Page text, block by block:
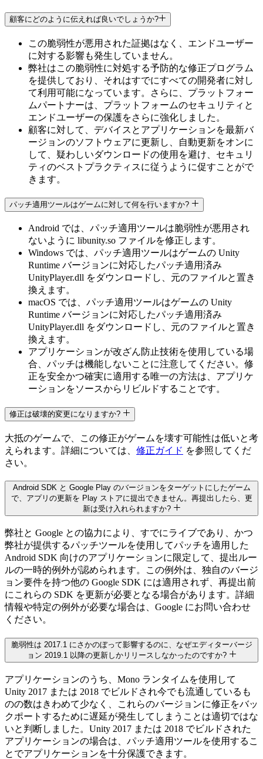
顧客にどのように伝えれば良いでしょうか?
この脆弱性が悪用された証拠はなく、エンドユーザー
に対する影響も発生していません。
弊社はこの脆弱性に対処する予防的な修正プログラム
を提供しており、それはすでにすべての開発者に対し
て利用可能になっています。さらに、プラットフォー
ムパートナーは、プラットフォームのセキュリティと
エンドユーザーの保護をさらに強化しました。
顧客に対して、デバイスとアプリケーションを最新バ
ージョンのソフトウェアに更新し、自動更新をオンに
して、疑わしいダウンロードの使用を避け、セキュリ
ティのベストプラクティスに従うように促すことがで
きます。
パッチ適用ツールはゲームに対して何を行いますか?
Android では、パッチ適用ツールは脆弱性が悪用され
ないように libunity.so ファイルを修正します。
Windows では、パッチ適用ツールはゲームの Unity
Runtime バージョンに対応したパッチ適用済み
UnityPlayer.dll をダウンロードし、元のファイルと置き
換えます。
macOS では、パッチ適用ツールはゲームの Unity
Runtime バージョンに対応したパッチ適用済み
UnityPlayer.dll をダウンロードし、元のファイルと置き
換えます。
アプリケーションが改ざん防止技術を使用している場
合、パッチは機能しないことに注意してください。修
正を安全かつ確実に適用する唯一の方法は、アプリケ
ーションをソースからリビルドすることです。
修正は破壊的変更になりますか?
大抵のゲームで、この修正がゲームを壊す可能性は低いと考
えられます。詳細については、 修正ガイド を参照してくだ
さい。
Android SDK と Google Play のバージョンをターゲットにしたゲーム
で、アプリの更新を Play ストアに提出できません。再提出したら、更
新は受け入れられますか?
弊社と Google との協力により、すでにライブであり、かつ
弊社が提供するパッチツールを使用してパッチを適用した
Android SDK 向けのアプリケーションに限定して、提出ルー
ルの一時的例外が認められます。この例外は、独自のバージ
ョン要件を持つ他の Google SDK には適用されず、再提出前
にこれらの SDK を更新が必要となる場合があります。詳細
情報や特定の例外が必要な場合は、Google にお問い合わせ
ください。
脆弱性は 2017.1 にさかのぼって影響するのに、なぜエディターバージ
ョン 2019.1 以降の更新しかリリースしなかったのですか?
アプリケーションのうち、Mono ランタイムを使用して
Unity 2017 または 2018 でビルドされ今でも流通しているも
のの数はきわめて少なく、これらのバージョンに修正をバッ
クポートするために遅延が発生してしまうことは適切ではな
いと判断しました。Unity 2017 または 2018 でビルドされた
アプリケーションの場合は、パッチ適用ツールを使用するこ
とでアプリケーションを十分保護できます。